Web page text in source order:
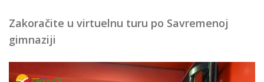
Zakoračite u virtuelnu turu po Savremenoj
gimnaziji